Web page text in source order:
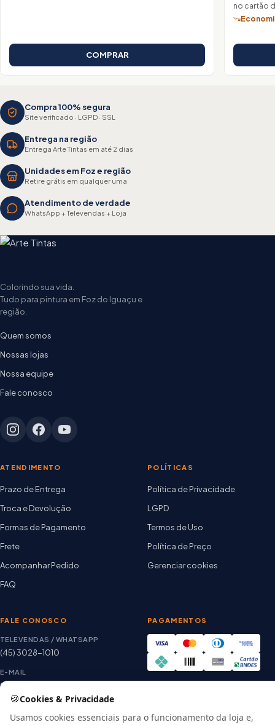
COMPRAR
no cartão
Compra 100% segura
Site verificado · LGPD · SSL
Entrega na região
Entrega Arte Tintas em até 2 dias
Unidades em Foz e região
Retire grátis em qualquer uma
Atendimento de verdade
WhatsApp + Televendas + Loja
Colorindo sua vida.
Tudo para pintura em Foz do Iguaçu e
região.
Quem somos
Nossas lojas
Nossa equipe
Fale conosco
ATENDIMENTO
Prazo de Entrega
Troca e Devolução
Formas de Pagamento
Frete
Acompanhar Pedido
FAQ
POLÍTICAS
Política de Privacidade
LGPD
Termos de Uso
Política de Preço
Gerenciar cookies
FALE CONOSCO
TELEVENDAS / WHATSAPP
(45) 3028-1010
E-MAIL
thiago@artetintas.com.br
HORÁRIO
Seg. a Sex. 8h às 18h
PAGAMENTOS
🍪Cookies & Privacidade
Usamos cookies essenciais para o funcionamento da loja e,